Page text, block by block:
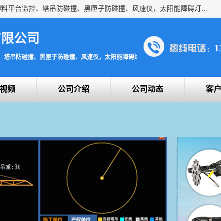
上海宇叶电子科技有限公司是吊钩视频监控、升降机监控、卸料平台监控、塔吊防碰撞、黑匣子防碰撞、风速仪，太阳能障碍灯安全提示灯等一系列升降机的常用配件产品专业研发生产加工的公司，拥有完整、科学的质量管理体系。
公司
吊防碰撞、黑匣子防碰撞、风速仪，太阳能障碍灯安全提示灯
频 公司介绍 公司动态 客